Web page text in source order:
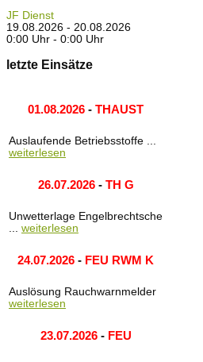
JF Dienst
19.08.2026 - 20.08.2026
0:00 Uhr - 0:00 Uhr
letzte Einsätze
01.08.2026 - THAUST
Auslaufende Betriebsstoffe ...
weiterlesen
26.07.2026- TH G
Unwetterlage Engelbrechtsche
... weiterlesen
24.07.2026 - FEU RWM K
Auslösung Rauchwarnmelder
weiterlesen
23.07.2026- FEU